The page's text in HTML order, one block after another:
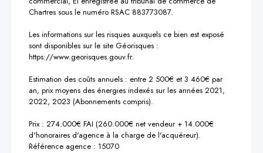
Chartres sous le numéro RSAC 883773087.
Les informations sur les risques auxquels ce bien est exposé
sont disponibles sur le site Géorisques :
https://www.georisques.gouv.fr.
Estimation des coûts annuels : entre 2 500€ et 3 460€ par
an, prix moyens des énergies indexés sur les années 2021,
2022, 2023 (Abonnements compris).
Prix : 274.000€ FAI (260.000€ net vendeur + 14.000€
d'honoraires d'agence à la charge de l'acquéreur).
Référence agence : 15070